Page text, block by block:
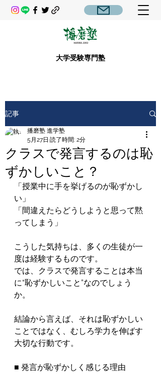
大学受験専門塾
記事
クラスで発言するのは恥
ずかしいこと？
播磨塾 進学塾
5月27日 読了時間: 2分
「授業中に手を挙げるのが恥ずかし
い」
「間違えたらどうしようと思って黙
ってしまう」
こうした気持ちは、多くの生徒が一
度は経験するものです。
では、クラスで発言することは本当
に“恥ずかしいこと”なのでしょう
か。
結論から言えば、それは恥ずかしい
ことではなく、むしろ学力を伸ばす
大切な行動です。
■ 発言が恥ずかしく感じる理由